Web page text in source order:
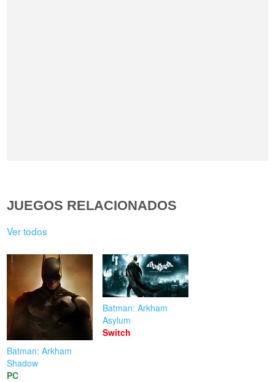
JUEGOS RELACIONADOS
Ver todos
Batman: Arkham
Shadow
PC
Batman: Arkham
Asylum
Switch